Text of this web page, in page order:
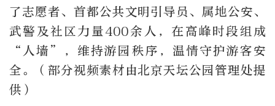
了志愿者、首都公共文明引导员、属地公安、
武警及社区力量400余人，在高峰时段组成
“人墙”，维持游园秩序，温情守护游客安
全。（部分视频素材由北京天坛公园管理处提
供）